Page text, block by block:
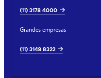
(11) 3178 4000
Grandes empresas
(11) 3149 8322